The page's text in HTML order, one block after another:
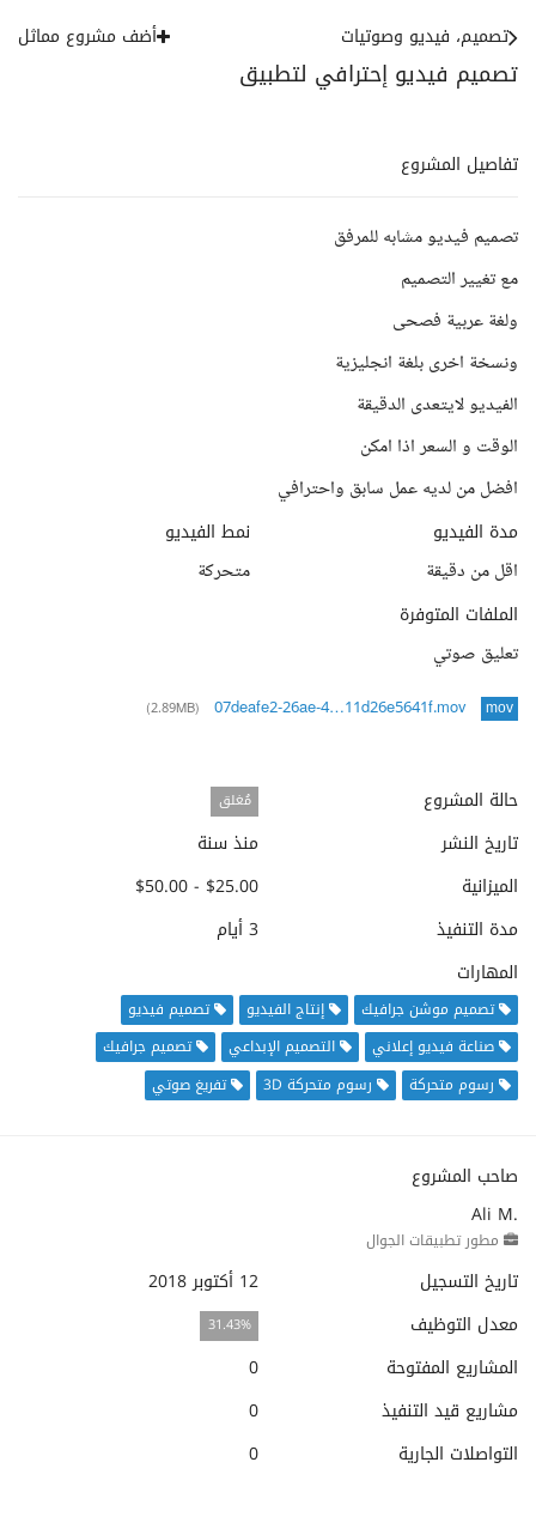
تصميم فيديو إحترافي لتطبيق
تصميم، فيديو وصوتيات أضف مشروع مماثل
تفاصيل المشروع
تصميم فيديو مشابه للمرفق
مع تغيير التصميم
ولغة عربية فصحى
ونسخة اخرى بلغة انجليزية
الفيديو لايتعدى الدقيقة
الوقت و السعر اذا امكن
افضل من لديه عمل سابق واحترافي
مدة الفيديو
اقل من دقيقة
نمط الفيديو
متحركة
الملفات المتوفرة
تعليق صوتي
mov
07deafe2-26ae-4…11d26e5641f.mov
(2.89MB)
حالة المشروع مُغلق
تاريخ النشر
منذ سنة
الميزانية
$25.00 - $50.00
مدة التنفيذ
3 أيام
المهارات
تصميم موشن جرافيك إنتاج الفيديو
تصميم فيديو
صناعة فيديو إعلاني
التصميم الإبداعي
تصميم جرافيك
رسوم متحركة
رسوم متحركة 3D تفريغ صوتي
صاحب المشروع
Ali M.
مطور تطبيقات الجوال
تاريخ التسجيل
12 أكتوبر 2018
معدل التوظيف
31.43%
المشاريع المفتوحة
0
مشاريع قيد التنفيذ
0
التواصلات الجارية
0